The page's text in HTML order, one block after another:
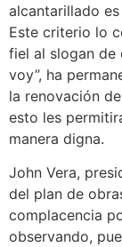
alcantarillado
Este criterio lo
fiel al slogan de
voy”, ha
la renovación
esto les
manera digna.
John Vera,
del plan de
complacencia
observando,